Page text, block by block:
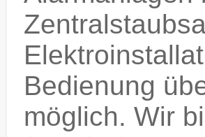
Bedienung
möglich. Wir